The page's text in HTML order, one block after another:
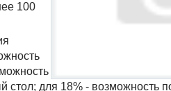
100
для 18% - возможность